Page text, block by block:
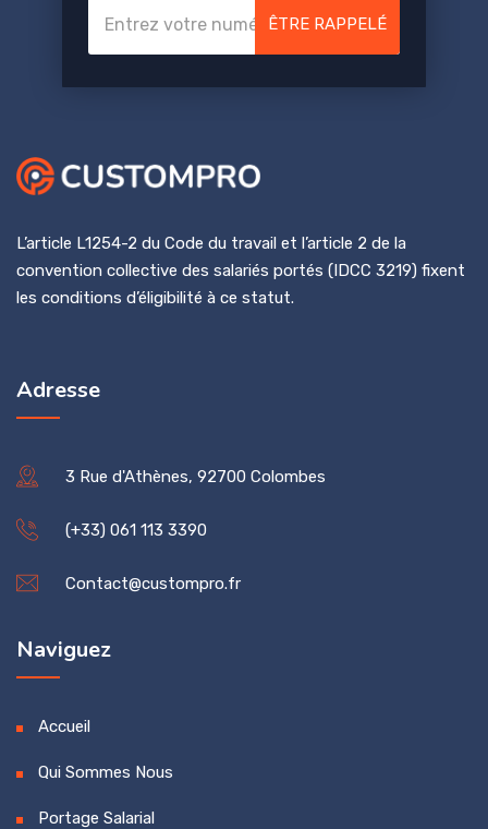
ÊTRE RAPPELÉ
L’article L1254-2 du Code du travail et l’article 2 de la
convention collective des salariés portés (IDCC 3219) fixent
les conditions d’éligibilité à ce statut.
Adresse
3 Rue d'Athènes, 92700 Colombes
(+33) 061 113 3390
Contact@custompro.fr
Naviguez
Accueil
Qui Sommes Nous
Portage Salarial